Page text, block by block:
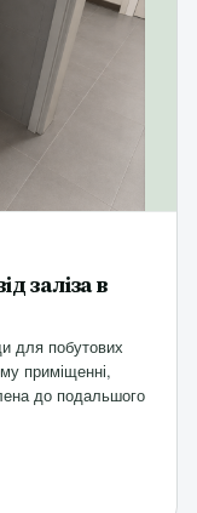
заліза в
для побутових
приміщенні,
до подальшого